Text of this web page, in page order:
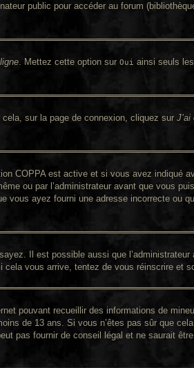
public pour accéder au forum
. Mettez cette option sur Oui ainsi seuls
sur la page de connexion, cliquez sur
COPPA est active et si vous avez indiqué
ou par l’administrateur avant que vous
ayez fourni une adresse incorrecte ou
Il est possible aussi que
vous arrive, tentez de vous réinscrire et
pouvant recueillir des informations de
de 13 ans. Si vous n’êtes pas sûr que
pas fournir de conseil légal et ne saurait